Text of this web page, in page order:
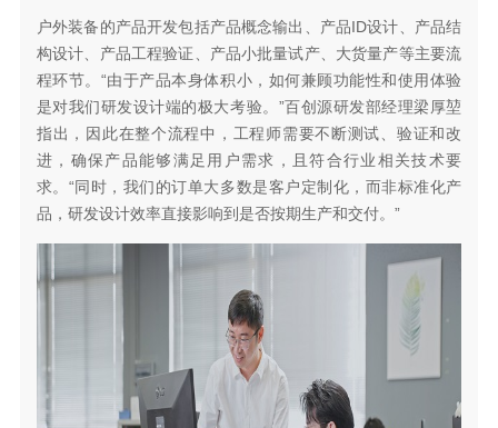
户外装备的产品开发包括产品概念输出、产品ID设计、产品结
构设计、产品工程验证、产品小批量试产、大货量产等主要流
程环节。“由于产品本身体积小，如何兼顾功能性和使用体验
是对我们研发设计端的极大考验。”百创源研发部经理梁厚堃
指出，因此在整个流程中，工程师需要不断测试、验证和改
进，确保产品能够满足用户需求，且符合行业相关技术要
求。“同时，我们的订单大多数是客户定制化，而非标准化产
品，研发设计效率直接影响到是否按期生产和交付。”